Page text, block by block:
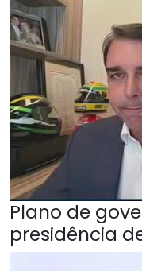
Plano de
presidência